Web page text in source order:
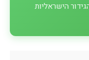
הישראליות